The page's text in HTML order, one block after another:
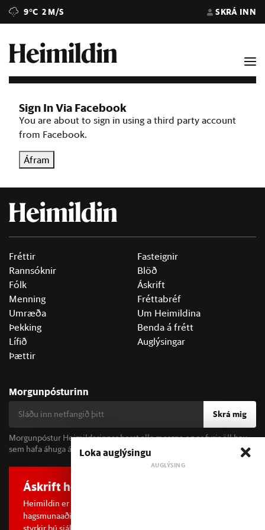
9°C 2 M/S SKRÁ INN
Sign In Via Facebook
You are about to sign in using a third party account
from Facebook.
Áfram
Fréttir
Rannsóknir
Fólk
Menning
Umræða
Þekking
Lífið
Þættir
Fasteignir
Blöð
Áskrift
Fréttabréf
Um Heimildina
Benda á frétt
Auglýsingar
Morgunpósturinn
Skrá mig
Morgunpóstur Heimildarinnar berst alla morgna og er fyrir öll þau
sem hafa áhuga á fréttum og þjóðfélagsumræðu.
Áskrift hefur áhrif
Heimildin er í dreifðu eignarhaldi og óháð
hagsmunaaðilum. Með því að kaupa áskrift að Heimildinni
Loka auglýsingu